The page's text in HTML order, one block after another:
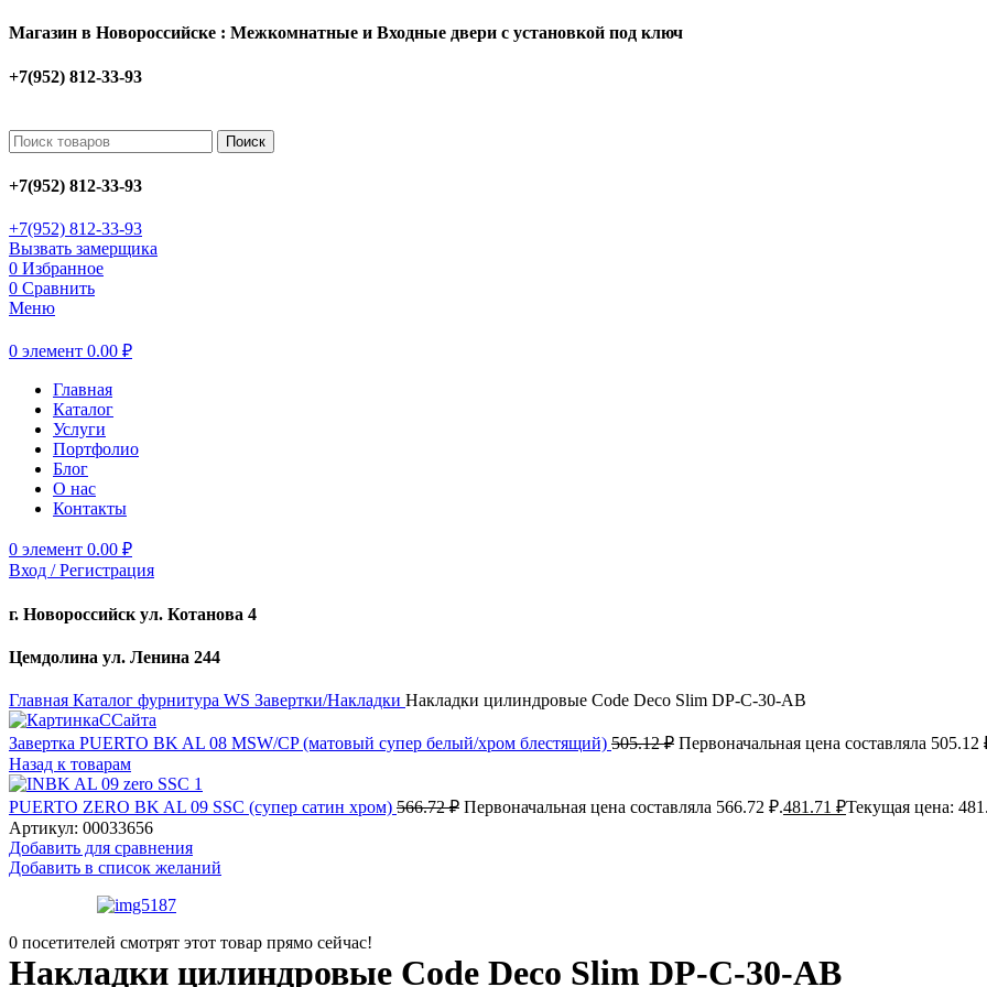
Магазин в Новороссийске : Межкомнатные и Входные двери с установкой под ключ
+7(952) 812-33-93
Поиск
+7(952) 812-33-93
+7(952) 812-33-93
Вызвать замерщика
0 Избранное
0 Сравнить
Меню
0 элемент 0.00 ₽
Главная
Каталог
Услуги
Портфолио
Блог
О нас
Контакты
0 элемент 0.00 ₽
Вход / Регистрация
г. Новороссийск ул. Котанова 4
Цемдолина ул. Ленина 244
Главная Каталог фурнитура WS Завертки/Накладки Накладки цилиндровые Code Deco Slim DP-C-30-AB
Завертка PUERTO BK AL 08 MSW/CP (матовый супер белый/хром блестящий) 505.12₽ Первоначальная цена составляла 505.12
Назад к товарам
PUERTO ZERO BK AL 09 SSC (супер сатин хром) 566.72₽ Первоначальная цена составляла 566.72 ₽.481.71 ₽Текущая цена:
Артикул: 00033656
Добавить для сравнения
Добавить в список желаний
0 посетителей смотрят этот товар прямо сейчас!
Накладки цилиндровые Code Deco Slim DP-C-30-AB